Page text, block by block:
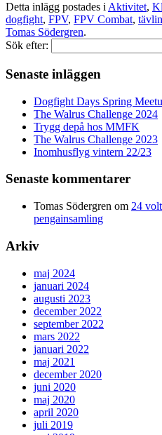
Detta inlägg postades i Aktivitet,
dogfight, FPV, FPV Combat,
Tomas Södergren.
Sök efter:
Senaste inläggen
Dogfight Days Spring
The Walrus Challenge 2024
Trygg depå hos MMFK
The Walrus Challenge 2023
Inomhusflyg vintern 22/23
Senaste kommentarer
Tomas Södergren om 24
pengainsamling
Arkiv
maj 2024
januari 2024
augusti 2023
december 2022
september 2022
mars 2022
januari 2022
maj 2021
december 2020
juni 2020
maj 2020
april 2020
juli 2019